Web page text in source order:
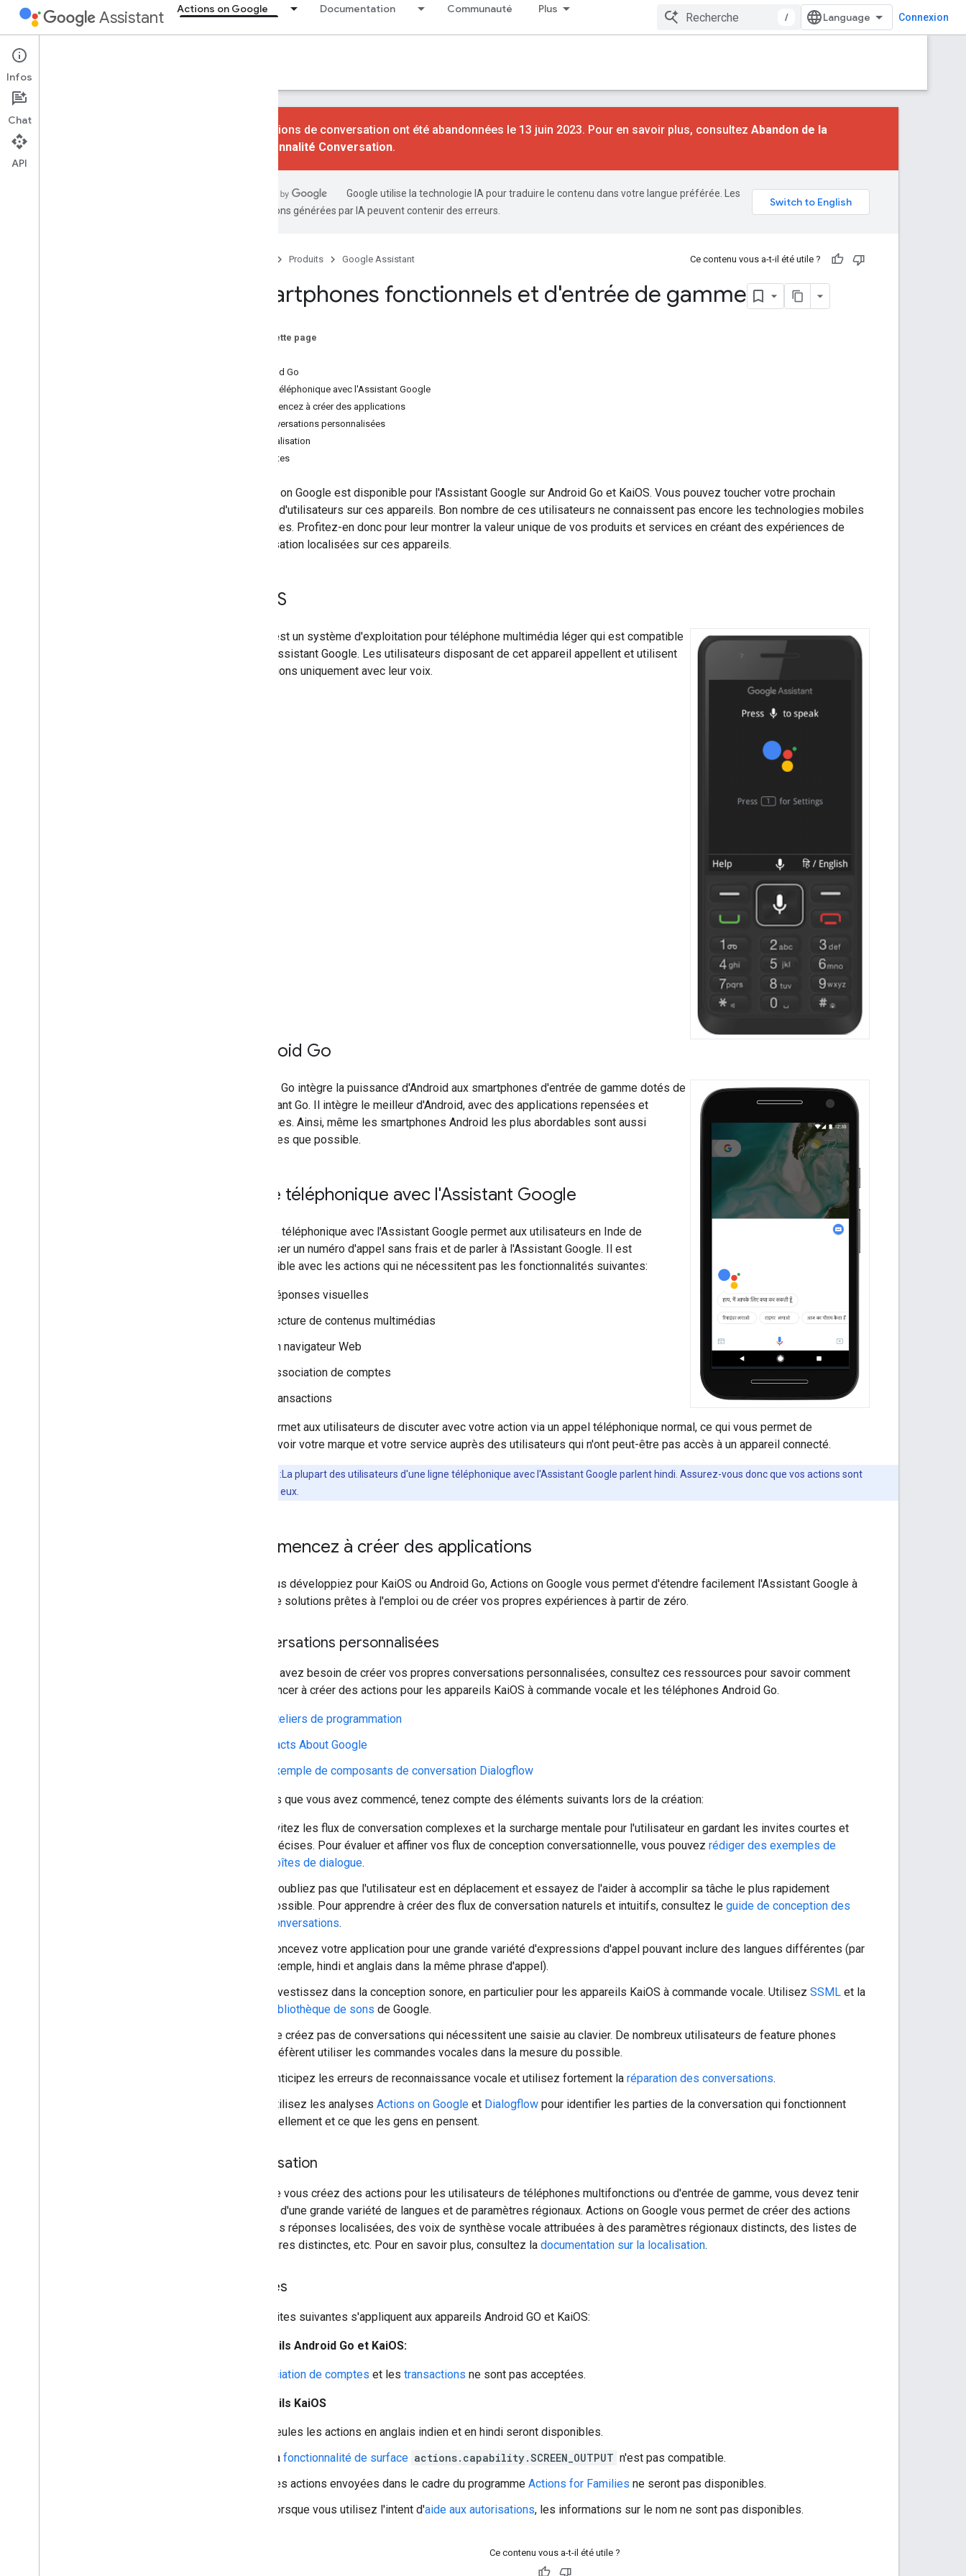
Assistant Actions on Google Documentation Communauté Plus
/ Connexion
Actions on Google
Méthodes d'intégration
Les actions de conversation ont été abandonnées le 13 juin 2023. Pour en savoir plus, consultez Abandon de la
fonctionnalité Conversation.
Google utilise la technologie IA pour traduire le contenu dans votre langue préférée. Les
traductions générées par IA peuvent contenir des erreurs.
Produits Google Assistant Ce contenu vous a-t-il été utile ?
Smartphones fonctionnels et d'entrée de gamme
Sur cette page
Android Go
Ligne téléphonique avec l'Assistant Google
Commencez à créer des applications
Conversations personnalisées
Localisation
Limites
Actions on Google est disponible pour l'Assistant Google sur Android Go et KaiOS. Vous pouvez toucher votre prochain
milliard d'utilisateurs sur ces appareils. Bon nombre de ces utilisateurs ne connaissent pas encore les technologies mobiles
et vocales. Profitez-en donc pour leur montrer la valeur unique de vos produits et services en créant des expériences de
conversation localisées sur ces appareils.
OS
KaiOS est un système d'exploitation pour téléphone multimédia léger qui est compatible
avec l'Assistant Google. Les utilisateurs disposant de cet appareil appellent et utilisent
vos actions uniquement avec leur voix.
Android Go
Android Go intègre la puissance d'Android aux smartphones d'entrée de gamme dotés de
l'Assistant Go. Il intègre le meilleur d'Android, avec des applications repensées et
novatrices. Ainsi, même les smartphones Android les plus abordables sont aussi
agréables que possible.
Ligne téléphonique avec l'Assistant Google
La ligne téléphonique avec l'Assistant Google permet aux utilisateurs en Inde de
composer un numéro d'appel sans frais et de parler à l'Assistant Google. Il est
compatible avec les actions qui ne nécessitent pas les fonctionnalités suivantes:
Réponses visuelles
Lecture de contenus multimédias
Un navigateur Web
Association de comptes
Transactions
Cela permet aux utilisateurs de discuter avec votre action via un appel téléphonique normal, ce qui vous permet de
promouvoir votre marque et votre service auprès des utilisateurs qui n'ont peut-être pas accès à un appareil connecté.
:La plupart des utilisateurs d'une ligne téléphonique avec l'Assistant Google parlent hindi. Assurez-vous donc que vos actions sont
localisées pour eux.
Commencez à créer des applications
Que vous développiez pour KaiOS ou Android Go, Actions on Google vous permet d'étendre facilement l'Assistant Google à
l'aide de solutions prêtes à l'emploi ou de créer vos propres expériences à partir de zéro.
Conversations personnalisées
Si vous avez besoin de créer vos propres conversations personnalisées, consultez ces ressources pour savoir comment
commencer à créer des actions pour les appareils KaiOS à commande vocale et les téléphones Android Go.
Ateliers de programmation
Facts About Google
Exemple de composants de conversation Dialogflow
Une fois que vous avez commencé, tenez compte des éléments suivants lors de la création:
Évitez les flux de conversation complexes et la surcharge mentale pour l'utilisateur en gardant les invites courtes et
précises. Pour évaluer et affiner vos flux de conception conversationnelle, vous pouvez rédiger des exemples de
boîtes de dialogue.
N'oubliez pas que l'utilisateur est en déplacement et essayez de l'aider à accomplir sa tâche le plus rapidement
possible. Pour apprendre à créer des flux de conversation naturels et intuitifs, consultez le guide de conception des
conversations.
Concevez votre application pour une grande variété d'expressions d'appel pouvant inclure des langues différentes (par
exemple, hindi et anglais dans la même phrase d'appel).
Investissez dans la conception sonore, en particulier pour les appareils KaiOS à commande vocale. Utilisez SSML et la
bibliothèque de sons de Google.
Ne créez pas de conversations qui nécessitent une saisie au clavier. De nombreux utilisateurs de feature phones
préfèrent utiliser les commandes vocales dans la mesure du possible.
Anticipez les erreurs de reconnaissance vocale et utilisez fortement la réparation des conversations.
Utilisez les analyses Actions on Google et Dialogflow pour identifier les parties de la conversation qui fonctionnent
réellement et ce que les gens en pensent.
Localisation
Lorsque vous créez des actions pour les utilisateurs de téléphones multifonctions ou d'entrée de gamme, vous devez tenir
compte d'une grande variété de langues et de paramètres régionaux. Actions on Google vous permet de créer des actions
avec des réponses localisées, des voix de synthèse vocale attribuées à des paramètres régionaux distincts, des listes de
répertoires distinctes, etc. Pour en savoir plus, consultez la documentation sur la localisation.
Limites
Les limites suivantes s'appliquent aux appareils Android GO et KaiOS:
Appareils Android Go et KaiOS:
association de comptes et les transactions ne sont pas acceptées.
Appareils KaiOS
Seules les actions en anglais indien et en hindi seront disponibles.
La fonctionnalité de surface actions.capability.SCREEN_OUTPUT n'est pas compatible.
Les actions envoyées dans le cadre du programme Actions for Families ne seront pas disponibles.
Lorsque vous utilisez l'intent d'aide aux autorisations, les informations sur le nom ne sont pas disponibles.
Ce contenu vous a-t-il été utile ?
Infos
Chat
API